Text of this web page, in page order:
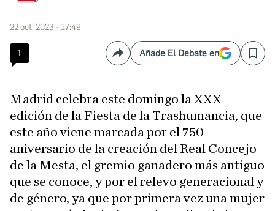
22 oct. 2023 - 17:49
1 CompartirAñade El Debate en Save
Madrid celebra este domingo la XXX
edición de la Fiesta de la Trashumancia, que
este año viene marcada por el 750
aniversario de la creación del Real Concejo
de la Mesta, el gremio ganadero más antiguo
que se conoce, y por el relevo generacional y
de género, ya que por primera vez una mujer